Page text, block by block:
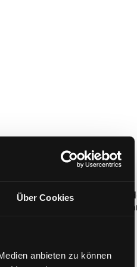
Über Cookies
anbieten zu können
Bereich ermöglicht es
den